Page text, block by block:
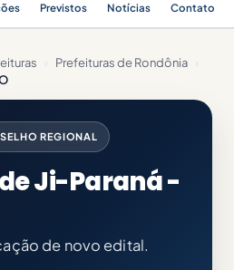
Previstos Notícias Contato
› Prefeituras de Rondônia ›
REGIONAL
Ji-Paraná -
de novo edital.